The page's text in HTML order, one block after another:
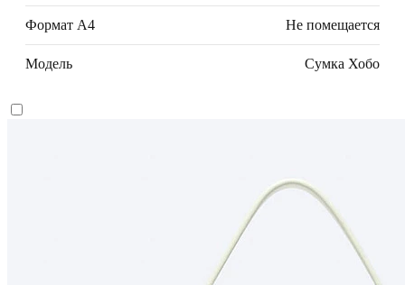
Формат А4 Не помещается
Модель Сумка Хобо